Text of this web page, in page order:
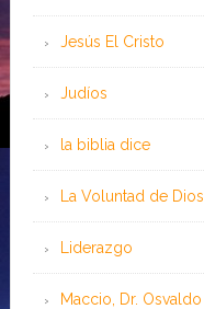
Jesús El Cristo
Judíos
la biblia dice
La Voluntad de Dios
Liderazgo
Maccio, Dr. Osvaldo